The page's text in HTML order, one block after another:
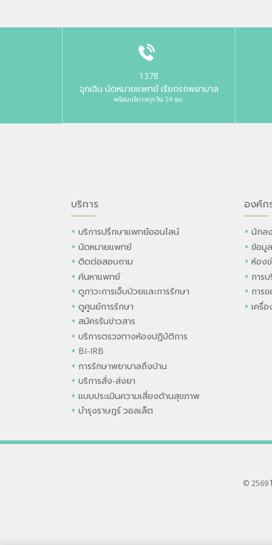
1378
ฉุกเฉิน นัดหมายแพทย์ เรียกรถพยาบาล
พร้อมบริการทุกวัน 24 ชม.
บริการ
บริการปรึกษาแพทย์ออนไลน์
นัดหมายแพทย์
ติดต่อสอบถาม
ค้นหาแพทย์
ดูภาวะการเจ็บป่วยและการรักษา
ดูศูนย์การรักษา
สมัครรับข่าวสาร
บริการตรวจทางห้องปฏิบัติการ
BI-IRB
การรักษาพยาบาลถึงบ้าน
บริการสั่ง-ส่งยา
แบบประเมินความเสี่ยงด้านสุขภาพ
บำรุงราษฎร์ วอลเล็ต
องค์ก
นักล
ข้อมู
ห้อง
การ
การ
เครื่
© 2569